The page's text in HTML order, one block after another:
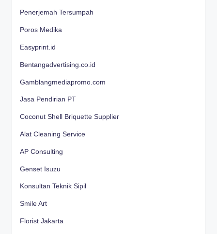
Penerjemah Tersumpah
Poros Medika
Easyprint.id
Bentangadvertising.co.id
Gamblangmediapromo.com
Jasa Pendirian PT
Coconut Shell Briquette Supplier
Alat Cleaning Service
AP Consulting
Genset Isuzu
Konsultan Teknik Sipil
Smile Art
Florist Jakarta